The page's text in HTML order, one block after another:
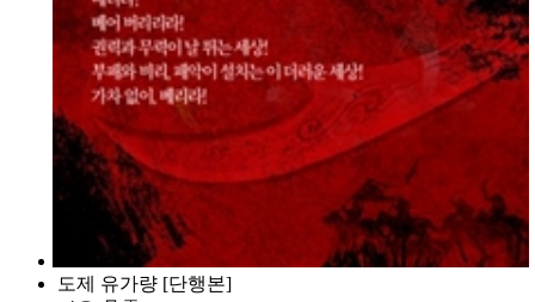
도제 유가량 [단행본]